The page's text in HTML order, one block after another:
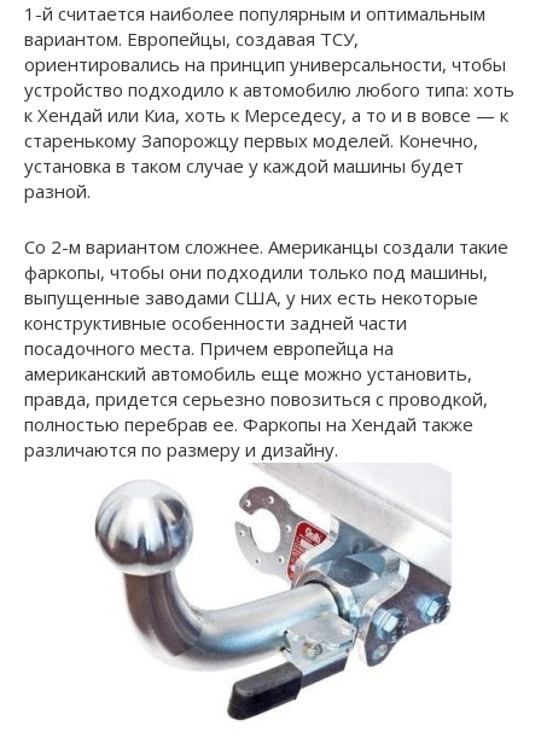
1-й считается наиболее популярным и оптимальным
вариантом. Европейцы, создавая ТСУ,
ориентировались на принцип универсальности, чтобы
устройство подходило к автомобилю любого типа: хоть
к Хендай или Киа, хоть к Мерседесу, а то и в вовсе — к
старенькому Запорожцу первых моделей. Конечно,
установка в таком случае у каждой машины будет
разной.
Со 2-м вариантом сложнее. Американцы создали такие
фаркопы, чтобы они подходили только под машины,
выпущенные заводами США, у них есть некоторые
конструктивные особенности задней части
посадочного места. Причем европейца на
американский автомобиль еще можно установить,
правда, придется серьезно повозиться с проводкой,
полностью перебрав ее. Фаркопы на Хендай также
различаются по размеру и дизайну.